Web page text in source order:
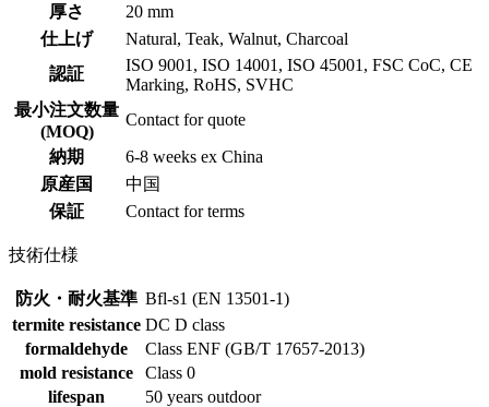
厚さ
20 mm
仕上げ
Natural, Teak, Walnut, Charcoal
認証
ISO 9001, ISO 14001, ISO 45001, FSC CoC, CE
Marking, RoHS, SVHC
最小注文数量
(MOQ)
Contact for quote
納期
6-8 weeks ex China
原産国
中国
保証
Contact for terms
技術仕様
防火・耐火基準 Bfl-s1 (EN 13501-1)
termite resistance DC D class
formaldehyde
Class ENF (GB/T 17657-2013)
mold resistance
Class 0
lifespan
50 years outdoor